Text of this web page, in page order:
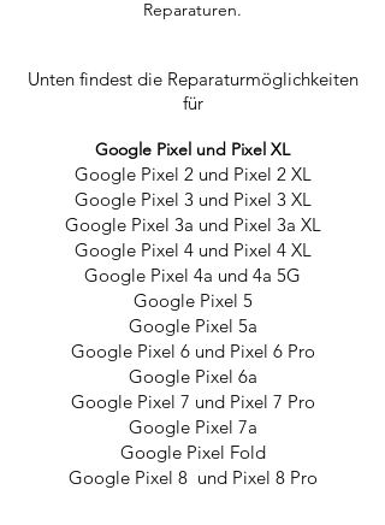
Reparaturen.
Unten findest die Reparaturmöglichkeiten
für
Google Pixel und Pixel XL
Google Pixel 2 und Pixel 2 XL
Google Pixel 3 und Pixel 3 XL
Google Pixel 3a und Pixel 3a XL
Google Pixel 4 und Pixel 4 XL
Google Pixel 4a und 4a 5G
Google Pixel 5
Google Pixel 5a
Google Pixel 6 und Pixel 6 Pro
Google Pixel 6a
Google Pixel 7 und Pixel 7 Pro
Google Pixel 7a
Google Pixel Fold
Google Pixel 8 und Pixel 8 Pro